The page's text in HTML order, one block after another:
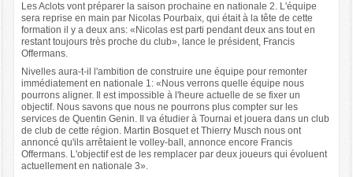
Les Aclots vont préparer la saison prochaine en nationale 2. L'équipe
sera reprise en main par Nicolas Pourbaix, qui était à la tête de cette
formation il y a deux ans: «Nicolas est parti pendant deux ans tout en
restant toujours très proche du club», lance le président, Francis
Offermans.
Nivelles aura-t-il l'ambition de construire une équipe pour remonter
immédiatement en nationale 1: «Nous verrons quelle équipe nous
pourrons aligner. Il est impossible à l'heure actuelle de se fixer un
objectif. Nous savons que nous ne pourrons plus compter sur les
services de Quentin Genin. Il va étudier à Tournai et jouera dans un club
de club de cette région. Martin Bosquet et Thierry Musch nous ont
annoncé qu'ils arrêtaient le volley-ball, annonce encore Francis
Offermans. L'objectif est de les remplacer par deux joueurs qui évoluent
actuellement en nationale 3».